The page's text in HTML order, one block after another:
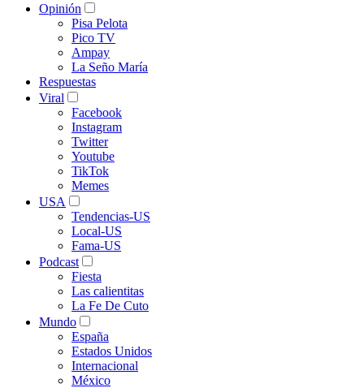
Opinión
Pisa Pelota
Pico TV
Ampay
La Seño María
Respuestas
Viral
Facebook
Instagram
Twitter
Youtube
TikTok
Memes
USA
Tendencias-US
Local-US
Fama-US
Podcast
Fiesta
Las calientitas
La Fe De Cuto
Mundo
España
Estados Unidos
Internacional
México